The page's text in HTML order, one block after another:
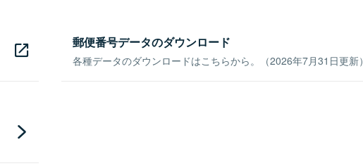
郵便番号データのダウンロード
各種データのダウンロードはこちらから。（2026年7月31日更新）